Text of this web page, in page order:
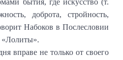
бытия, где искусство (т.
доброта, стройность,
Набоков в Послесловии
«Лолиты».
вправе не только от своего